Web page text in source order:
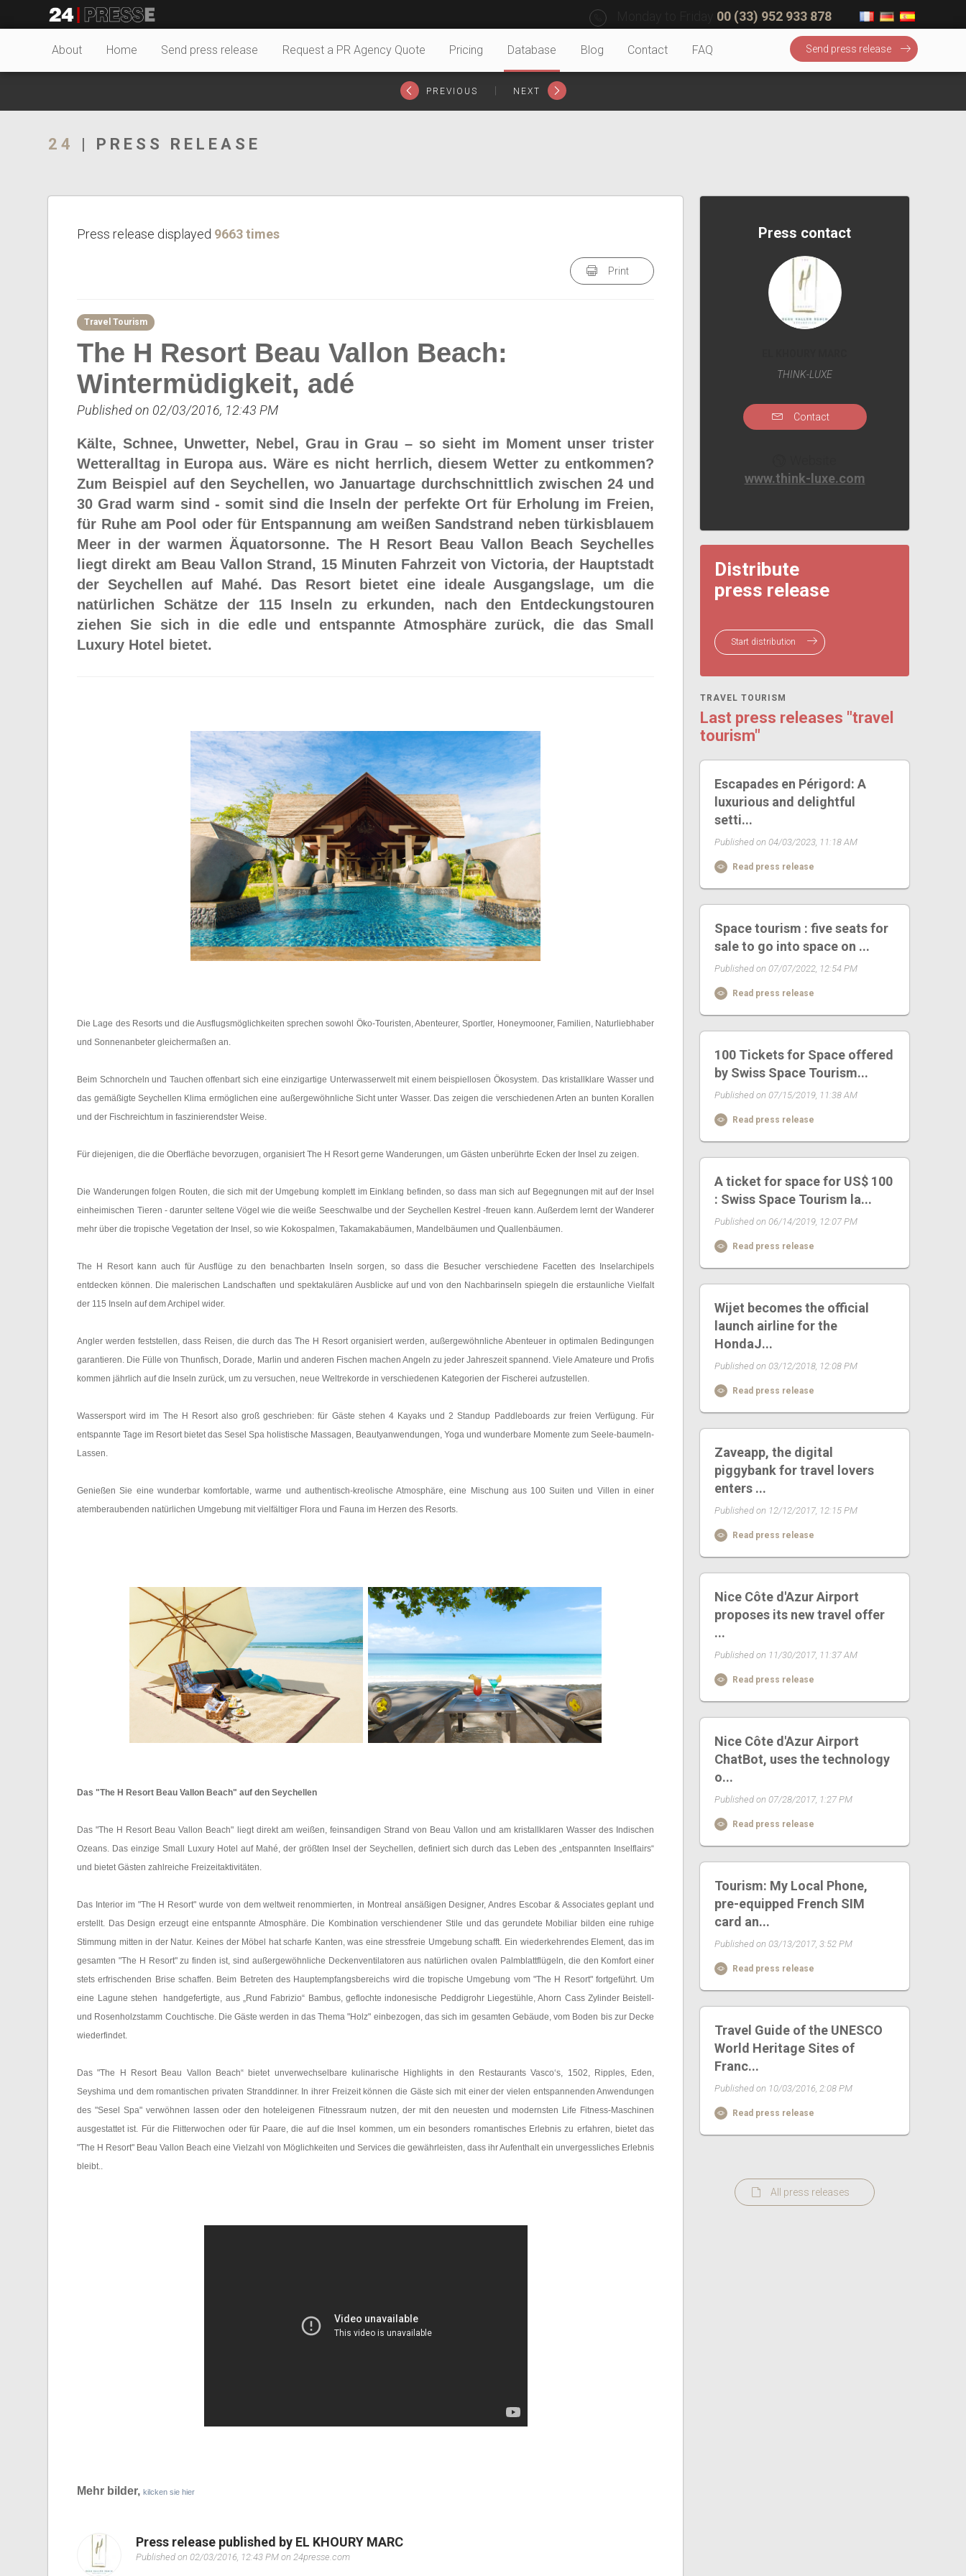
24Presse -
00 (33) 952 933 878
About Home Send press release Request a PR Agency Quote Pricing Database Blog Contact FAQ Send press release
PREVIOUS NEXT
24 | PRESS RELEASE
Press release displayed 9663 times
Print
Travel Tourism
The H Resort Beau Vallon Beach:
Wintermüdigkeit, adé
Published on 02/03/2016, 12:43 PM
Kälte, Schnee, Unwetter, Nebel, Grau in Grau – so sieht im Moment unser trister
Wetteralltag in Europa aus. Wäre es nicht herrlich, diesem Wetter zu entkommen?
Zum Beispiel auf den Seychellen, wo Januartage durchschnittlich zwischen 24 und
30 Grad warm sind - somit sind die Inseln der perfekte Ort für Erholung im Freien,
für Ruhe am Pool oder für Entspannung am weißen Sandstrand neben türkisblauem
Meer in der warmen Äquatorsonne. The H Resort Beau Vallon Beach Seychelles
liegt direkt am Beau Vallon Strand, 15 Minuten Fahrzeit von Victoria, der Hauptstadt
der Seychellen auf Mahé. Das Resort bietet eine ideale Ausgangslage, um die
natürlichen Schätze der 115 Inseln zu erkunden, nach den Entdeckungstouren
ziehen Sie sich in die edle und entspannte Atmosphäre zurück, die das Small
Luxury Hotel bietet.
Die Lage des Resorts und die Ausflugsmöglichkeiten sprechen sowohl Öko-Touristen, Abenteurer, Sportler, Honeymooner, Familien, Naturliebhaber
und Sonnenanbeter gleichermaßen an.
Beim Schnorcheln und Tauchen offenbart sich eine einzigartige Unterwasserwelt mit einem beispiellosen Ökosystem. Das kristallklare Wasser und
das gemäßigte Seychellen Klima ermöglichen eine außergewöhnliche Sicht unter Wasser. Das zeigen die verschiedenen Arten an bunten Korallen
und der Fischreichtum in faszinierendster Weise.
Für diejenigen, die die Oberfläche bevorzugen, organisiert The H Resort gerne Wanderungen, um Gästen unberührte Ecken der Insel zu zeigen.
Die Wanderungen folgen Routen, die sich mit der Umgebung komplett im Einklang befinden, so dass man sich auf Begegnungen mit auf der Insel
einheimischen Tieren - darunter seltene Vögel wie die weiße Seeschwalbe und der Seychellen Kestrel -freuen kann. Außerdem lernt der Wanderer
mehr über die tropische Vegetation der Insel, so wie Kokospalmen, Takamakabäumen, Mandelbäumen und Quallenbäumen.
The H Resort kann auch für Ausflüge zu den benachbarten Inseln sorgen, so dass die Besucher verschiedene Facetten des Inselarchipels
entdecken können. Die malerischen Landschaften und spektakulären Ausblicke auf und von den Nachbarinseln spiegeln die erstaunliche Vielfalt
der 115 Inseln auf dem Archipel wider.
Angler werden feststellen, dass Reisen, die durch das The H Resort organisiert werden, außergewöhnliche Abenteuer in optimalen Bedingungen
garantieren. Die Fülle von Thunfisch, Dorade, Marlin und anderen Fischen machen Angeln zu jeder Jahreszeit spannend. Viele Amateure und Profis
kommen jährlich auf die Inseln zurück, um zu versuchen, neue Weltrekorde in verschiedenen Kategorien der Fischerei aufzustellen.
Wassersport wird im The H Resort also groß geschrieben: für Gäste stehen 4 Kayaks und 2 Standup Paddleboards zur freien Verfügung. Für
entspannte Tage im Resort bietet das Sesel Spa holistische Massagen, Beautyanwendungen, Yoga und wunderbare Momente zum Seele-baumeln-
Lassen.
Genießen Sie eine wunderbar komfortable, warme und authentisch-kreolische Atmosphäre, eine Mischung aus 100 Suiten und Villen in einer
atemberaubenden natürlichen Umgebung mit vielfältiger Flora und Fauna im Herzen des Resorts.
Das "The H Resort Beau Vallon Beach" auf den Seychellen
Das "The H Resort Beau Vallon Beach" liegt direkt am weißen, feinsandigen Strand von Beau Vallon und am kristallklaren Wasser des Indischen
Ozeans. Das einzige Small Luxury Hotel auf Mahé, der größten Insel der Seychellen, definiert sich durch das Leben des „entspannten Inselflairs“
und bietet Gästen zahlreiche Freizeitaktivitäten.
Das Interior im "The H Resort" wurde von dem weltweit renommierten, in Montreal ansäßigen Designer, Andres Escobar & Associates geplant und
erstellt. Das Design erzeugt eine entspannte Atmosphäre. Die Kombination verschiendener Stile und das gerundete Mobiliar bilden eine ruhige
Stimmung mitten in der Natur. Keines der Möbel hat scharfe Kanten, was eine stressfreie Umgebung schafft. Ein wiederkehrendes Element, das im
gesamten "The H Resort" zu finden ist, sind außergewöhnliche Deckenventilatoren aus natürlichen ovalen Palmblattflügeln, die den Komfort einer
stets erfrischenden Brise schaffen. Beim Betreten des Hauptempfangsbereichs wird die tropische Umgebung vom "The H Resort" fortgeführt. Um
eine Lagune stehen handgefertigte, aus „Rund Fabrizio“ Bambus, geflochte indonesische Peddigrohr Liegestühle, Ahorn Cass Zylinder Beistell-
und Rosenholzstamm Couchtische. Die Gäste werden in das Thema "Holz" einbezogen, das sich im gesamten Gebäude, vom Boden bis zur Decke
wiederfindet.
Das "The H Resort Beau Vallon Beach“ bietet unverwechselbare kulinarische Highlights in den Restaurants Vasco‘s, 1502, Ripples, Eden,
Seyshima und dem romantischen privaten Stranddinner. In ihrer Freizeit können die Gäste sich mit einer der vielen entspannenden Anwendungen
des "Sesel Spa" verwöhnen lassen oder den hoteleigenen Fitnessraum nutzen, der mit den neuesten und modernsten Life Fitness-Maschinen
ausgestattet ist. Für die Flitterwochen oder für Paare, die auf die Insel kommen, um ein besonders romantisches Erlebnis zu erfahren, bietet das
"The H Resort" Beau Vallon Beach eine Vielzahl von Möglichkeiten und Services die gewährleisten, dass ihr Aufenthalt ein unvergessliches Erlebnis
bleibt..
Mehr bilder, kilcken sie hier
Press release published by EL KHOURY MARC
Published on 02/03/2016, 12:43 PM on 24presse.com
Press contact
THINK-LUXE
Contact
www.think-luxe.com
Distribute
press release
Start distribution
TRAVEL TOURISM
Last press releases "travel
tourism"
Escapades en Périgord: A
luxurious and delightful
setti...
Published on 04/03/2023, 11:18 AM
Read press release
Space tourism : five seats for
sale to go into space on ...
Published on 07/07/2022, 12:54 PM
Read press release
100 Tickets for Space offered
by Swiss Space Tourism...
Published on 07/15/2019, 11:38 AM
Read press release
A ticket for space for US$ 100
: Swiss Space Tourism la...
Published on 06/14/2019, 12:07 PM
Read press release
Wijet becomes the official
launch airline for the
HondaJ...
Published on 03/12/2018, 12:08 PM
Read press release
Zaveapp, the digital
piggybank for travel lovers
enters ...
Published on 12/12/2017, 12:15 PM
Read press release
Nice Côte d'Azur Airport
proposes its new travel offer
...
Published on 11/30/2017, 11:37 AM
Read press release
Nice Côte d'Azur Airport
ChatBot, uses the technology
o...
Published on 07/28/2017, 1:27 PM
Read press release
Tourism: My Local Phone,
pre-equipped French SIM
card an...
Published on 03/13/2017, 3:52 PM
Read press release
Travel Guide of the UNESCO
World Heritage Sites of
Franc...
Published on 10/03/2016, 2:08 PM
Read press release
All press releases